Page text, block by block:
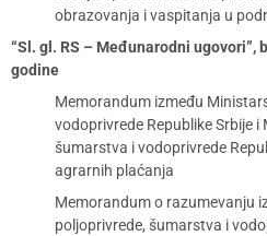
obrazovanja i vaspitanja u
“Sl. gl. RS – Međunarodni ugovori”,
godine
Memorandum između
vodoprivrede Republike Srbije
šumarstva i vodoprivrede
agrarnih plaćanja
Memorandum o razumevanju
poljoprivrede, šumarstva i